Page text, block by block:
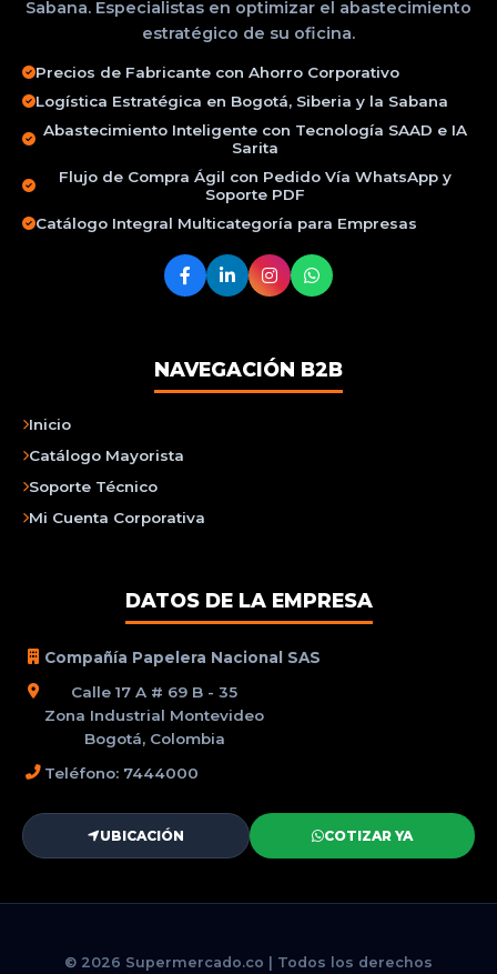
Sabana. Especialistas en optimizar el abastecimiento
estratégico de su oficina.
Precios de Fabricante con Ahorro Corporativo
Logística Estratégica en Bogotá, Siberia y la Sabana
Abastecimiento Inteligente con Tecnología SAAD e IA
Sarita
Flujo de Compra Ágil con Pedido Vía WhatsApp y
Soporte PDF
Catálogo Integral Multicategoría para Empresas
NAVEGACIÓN B2B
Inicio
Catálogo Mayorista
Soporte Técnico
Mi Cuenta Corporativa
DATOS DE LA EMPRESA
Compañía Papelera Nacional SAS
Calle 17 A # 69 B - 35
Zona Industrial Montevideo
Bogotá, Colombia
Teléfono: 7444000
UBICACIÓN COTIZAR YA
© 2026 Supermercado.co | Todos los derechos